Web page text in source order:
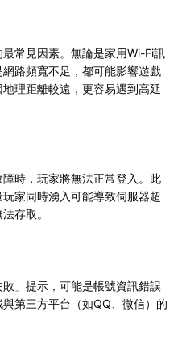
常見因素。無論是家用Wi-Fi訊
路頻寬不足，都可能影響遊戲
理距離較遠，更容易遇到高延
時，玩家將無法正常登入。此
家同時湧入可能導致伺服器超
存取。
」提示，可能是帳號資訊錯誤
第三方平台（如QQ、微信）的